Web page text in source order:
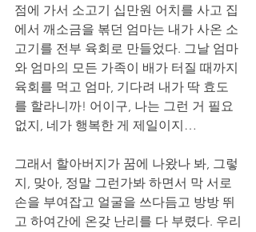
점에 가서 소고기 십만원 어치를 사고 집
에서 깨소금을 볶던 엄마는 내가 사온 소
고기를 전부 육회로 만들었다. 그날 엄마
와 엄마의 모든 가족이 배가 터질 때까지
육회를 먹고 엄마, 기다려 내가 딱 효도
를 할라니까! 어이구, 나는 그런 거 필요
없지, 네가 행복한 게 제일이지…
그래서 할아버지가 꿈에 나왔나 봐, 그렇
지, 맞아, 정말 그런가봐 하면서 막 서로
손을 부여잡고 얼굴을 쓰다듬고 방방 뛰
고 하여간에 온갖 난리를 다 부렸다. 우리